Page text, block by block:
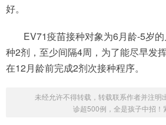
好。
EV71疫苗接种对象为6月龄-5岁
种2剂，至少间隔4周，为了能尽早发
在12月龄前完成2剂次接种程序。
未经允许不得转载，转载联系作者并注明
诊超500例，全是孩子中招！